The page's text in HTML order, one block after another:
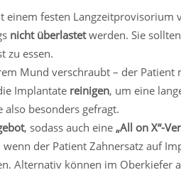
einem festen Langzeitprovisorium
nicht überlastetwerden. Sie
zu essen.
Mund verschraubt – der Patient
Implantate reinigen, um eine
also besonders gefragt.
, sodass auch eine „All on X“-
der Patient Zahnersatz auf
Alternativ können im Oberkiefer